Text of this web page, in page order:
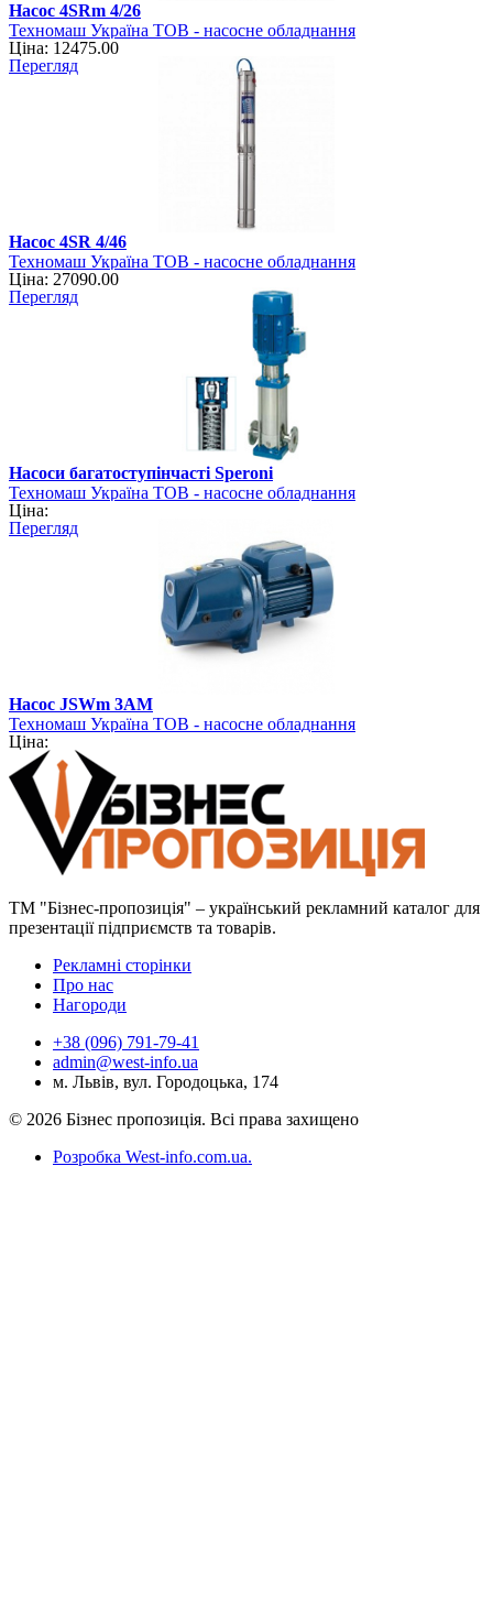
Насос 4SRm 4/26
Техномаш Україна ТОВ - насосне обладнання
Ціна: 12475.00
Перегляд
Насос 4SR 4/46
Техномаш Україна ТОВ - насосне обладнання
Ціна: 27090.00
Перегляд
Насоси багатоступінчасті Speroni
Техномаш Україна ТОВ - насосне обладнання
Ціна:
Перегляд
Насос JSWm 3АМ
Техномаш Україна ТОВ - насосне обладнання
Ціна:
ТМ "Бізнес-пропозиція" – український рекламний каталог для
презентації підприємств та товарів.
Рекламні сторінки
Про нас
Нагороди
+38 (096) 791-79-41
admin@west-info.ua
м. Львів, вул. Городоцька, 174
© 2026 Бізнес пропозиція. Всі права захищено
Розробка West-info.com.ua.